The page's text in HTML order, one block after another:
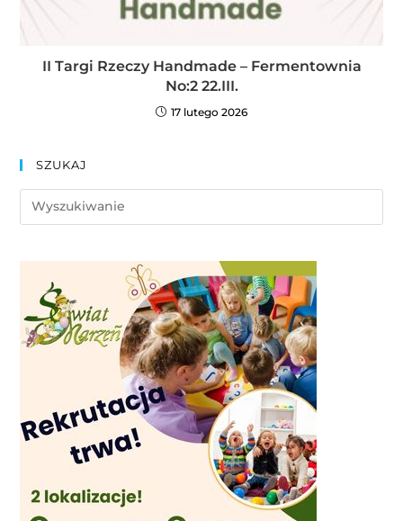
II Targi Rzeczy Handmade – Fermentownia
No:2 22.III.
17 lutego 2026
SZUKAJ